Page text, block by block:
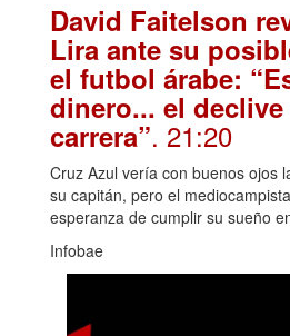
David Faitelson
Lira ante su
el futbol árabe:
dinero... el declive
carrera”. 21:20
Cruz Azul vería con buenos ojos
su capitán, pero el
esperanza de cumplir su sueño
Infobae